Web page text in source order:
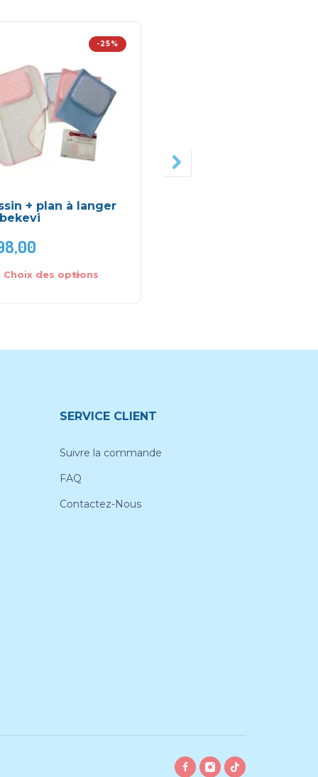
-25%
+ plan à langer
Choix des options
SERVICE CLIENT
Suivre la commande
FAQ
Contactez-Nous